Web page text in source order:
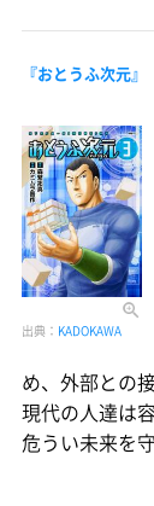
『おとうふ次元』
出典： KADOKAWA
め、外部との
現代の人達は
危うい未来を